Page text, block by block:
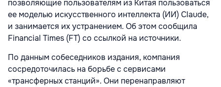
позволяющие пользователям из Китая пользоваться
ее моделью искусственного интеллекта (ИИ) Claude,
и занимается их устранением. Об этом сообщила
Financial Times (FT) со ссылкой на источники.
По данным собеседников издания, компания
сосредоточилась на борьбе с сервисами
«трансферных станций». Они перенаправляют